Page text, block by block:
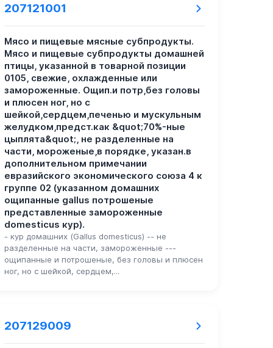
207121001
Мясо и пищевые мясные субпродукты.
Мясо и пищевые субпродукты домашней
птицы, указанной в товарной позиции
0105, свежие, охлажденные или
замороженные. Ощип.и потр,без головы
и плюсен ног, но с
шейкой,сердцем,печенью и мускульным
желудком,предст.как &quot;70%-ные
цыплята&quot;, не разделенные на
части, мороженые,в порядке, указан.в
дополнительном примечании
евразийского экономического союза 4 к
группе 02 (указанном домашних
ощипанные gallus потрошеные
представленные замороженные
domesticus кур).
- кур домашних (Gallus domesticus) -- не
разделенные на части, замороженные ---
ощипанные и потрошеные, без головы и плюсен
ног, но с шейкой, сердцем,...
207129009